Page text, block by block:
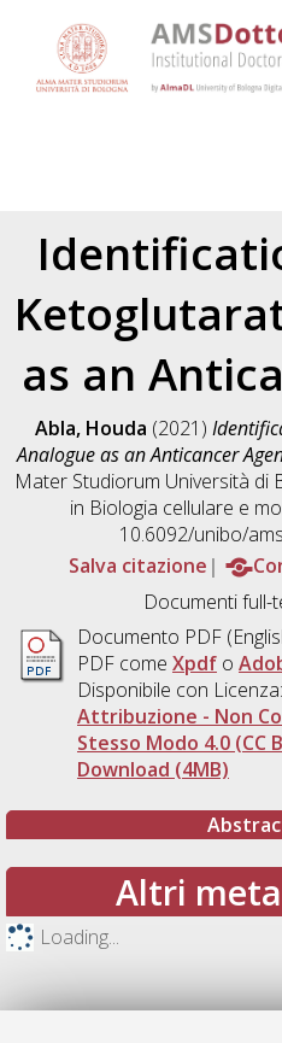
as an
Abla, Houda (2021)
Analogue as an Anticancer
Mater Studiorum Università
in Biologia cellulare e
10.6092/unibo/
Salva citazione
Documenti full-
Documento PDF
PDF come Xpdfo
Disponibile con Licenza:
Attribuzione - Non
Stesso Modo 4.0 (CC
Download (4MB)
Altri
Loading...